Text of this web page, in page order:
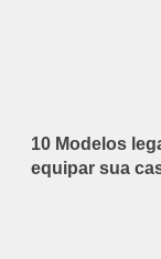
10 Modelos
equipar sua